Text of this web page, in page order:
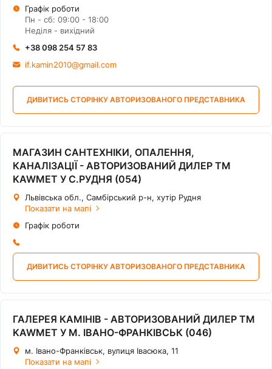
Графік роботи
Пн - сб: 09:00 - 18:00
Нeділя - вихідний
+38 098 254 57 83
if.kamin2010@gmail.com
ДИВИТИСЬ СТОРІНКУ АВТОРИЗОВАНОГО ПРЕДСТАВНИКА
МАГАЗИН САНТЕХНІКИ, ОПАЛЕННЯ,
КАНАЛІЗАЦІЇ - АВТОРИЗОВАНИЙ ДИЛЕР ТМ
KAWMET У С.РУДНЯ (054)
Львівська обл., Самбірський р-н, хутір Рудня
Показати на мапі
Графік роботи
ДИВИТИСЬ СТОРІНКУ АВТОРИЗОВАНОГО ПРЕДСТАВНИКА
ГАЛЕРЕЯ КАМІНІВ - АВТОРИЗОВАНИЙ ДИЛЕР ТМ
KAWMET У М. ІВАНО-ФРАНКІВСЬК (046)
м. Івано-Франківськ, вулиця Івасюка, 11
Показати на мапі